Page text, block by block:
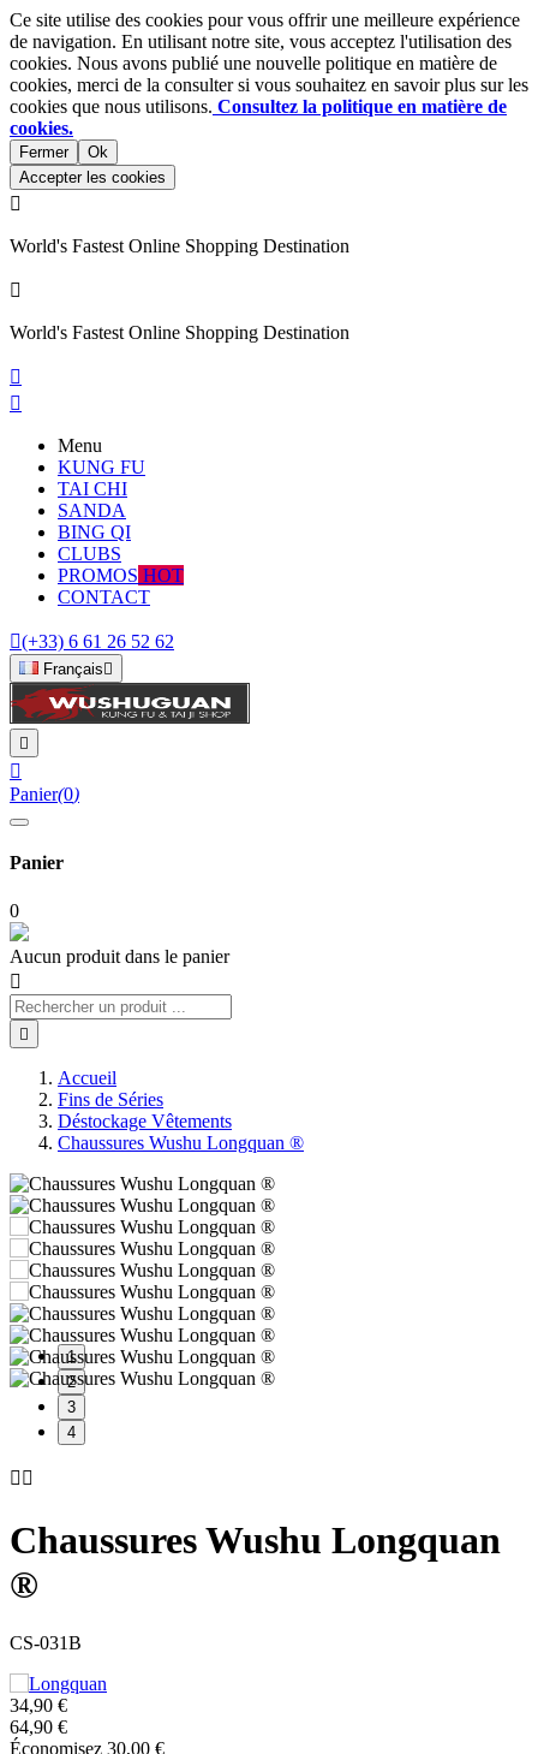
Ce site utilise des cookies pour vous offrir une meilleure expérience
de navigation. En utilisant notre site, vous acceptez l'utilisation des
cookies. Nous avons publié une nouvelle politique en matière de
cookies, merci de la consulter si vous souhaitez en savoir plus sur les
cookies que nous utilisons. Consultez la politique en matière de
cookies.
Fermer
Ok
Accepter les cookies

World's Fastest Online Shopping Destination

World's Fastest Online Shopping Destination


Menu
KUNG FU
TAI CHI
SANDA
BING QI
CLUBS
PROMOS HOT
CONTACT
(+33) 6 61 26 52 62
Français 


Panier(0)
Panier
0
Aucun produit dans le panier


Accueil
Fins de Séries
Déstockage Vêtements
Chaussures Wushu Longquan ®
1
2
3
4
 
Chaussures Wushu Longquan
®
CS-031B
34,90 €
64,90 €
Économisez 30,00 €